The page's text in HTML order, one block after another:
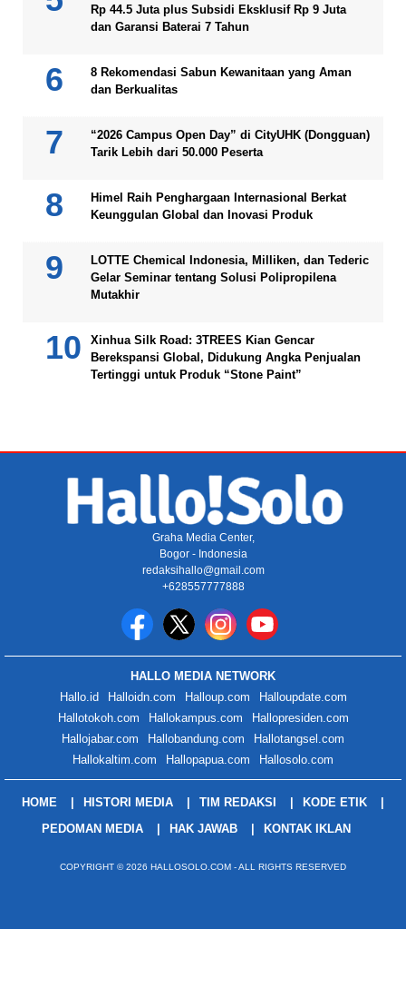
Rp 44.5 Juta plus Subsidi Eksklusif Rp 9 Juta
dan Garansi Baterai 7 Tahun
8 Rekomendasi Sabun Kewanitaan yang Aman
dan Berkualitas
“2026 Campus Open Day” di CityUHK (Dongguan)
Tarik Lebih dari 50.000 Peserta
Himel Raih Penghargaan Internasional Berkat
Keunggulan Global dan Inovasi Produk
LOTTE Chemical Indonesia, Milliken, dan Tederic
Gelar Seminar tentang Solusi Polipropilena
Mutakhir
Xinhua Silk Road: 3TREES Kian Gencar
Berekspansi Global, Didukung Angka Penjualan
Tertinggi untuk Produk “Stone Paint”
Graha Media Center,
Bogor - Indonesia
redaksihallo@gmail.com
+628557777888
HALLO MEDIA NETWORK
Hallo.id
Halloidn.com Halloup.com
Halloupdate.com
Hallotokoh.com
Hallokampus.com
Hallopresiden.com
Hallojabar.com
Hallobandung.com
Hallotangsel.com
Hallokaltim.com
Hallopapua.com Hallosolo.com
HOME HISTORI MEDIA TIM REDAKSI
KODE ETIK
PEDOMAN MEDIA
HAK JAWAB KONTAK IKLAN
COPYRIGHT © 2026 HALLOSOLO.COM - ALL RIGHTS RESERVED